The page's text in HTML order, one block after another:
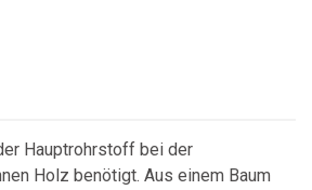
Hauptrohrstoff bei der
Holz benötigt. Aus einem Baum